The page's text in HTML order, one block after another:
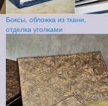
Боксы, обложка из ткани,
отделка уголками